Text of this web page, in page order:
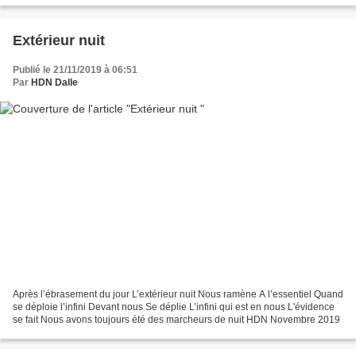
Extérieur nuit
Publié le 21/11/2019 à 06:51
Par HDN Dalle
Après l’ébrasement du jour L’extérieur nuit Nous ramène A l’essentiel Quand
se déploie l’infini Devant nous Se déplie L’infini qui est en nous L'évidence
se fait Nous avons toujours été des marcheurs de nuit HDN Novembre 2019